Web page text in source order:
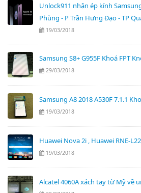
Unlock911 nhận ép kính
Phùng - P Trần Hưng Đạo - TP
19/03/2018
Samsung S8+ G955F Khoá FPT
29/03/2018
Samsung A8 2018 A530F 7.1.1
19/03/2018
Huawei Nova 2i , Huawei RNE-
19/03/2018
Alcatel 4060A xách tay từ Mỹ về